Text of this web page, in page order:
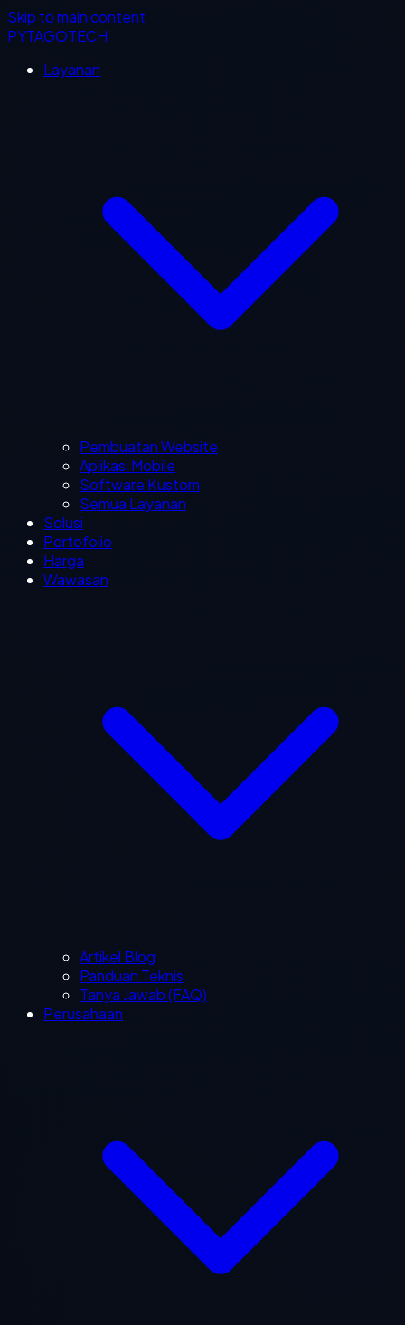
Skip to main content
PYTAGOTECH
Layanan
Pembuatan Website
Aplikasi Mobile
Software Kustom
Semua Layanan
Solusi
Portofolio
Harga
Wawasan
Artikel Blog
Panduan Teknis
Tanya Jawab (FAQ)
Perusahaan